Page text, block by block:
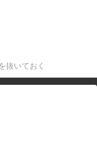
抜いておく